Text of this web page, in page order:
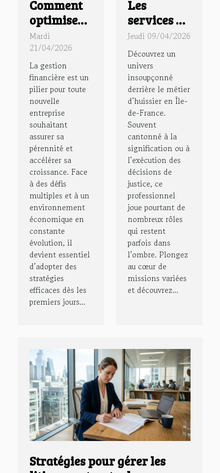
Comment
optimiser
la gestion
financière
d'une
nouvelle
entreprise
?
Mardi
21/04/2026
La gestion
financière est un
pilier pour toute
nouvelle
entreprise
souhaitant
assurer sa
pérennité et
accélérer sa
croissance. Face
à des défis
multiples et à un
environnement
économique en
constante
évolution, il
devient essentiel
d’adopter des
stratégies
efficaces dès les
premiers jours...
Les
services et
rôles
méconnus
des
huissiers
en Île-de-
France
Jeudi 09/04/2026
Découvrez un
univers
insoupçonné
derrière le métier
d’huissier en Île-
de-France.
Souvent
cantonné à la
signification ou à
l’exécution des
décisions de
justice, ce
professionnel
joue pourtant de
nombreux rôles
qui restent
parfois dans
l’ombre. Plongez
au cœur de
missions variées
et découvrez...
Stratégies pour gérer les